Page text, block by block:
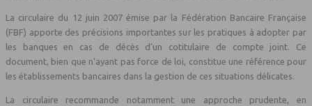
La circulaire du 12 juin 2007 émise par la Fédération Bancaire Française
(FBF) apporte des précisions importantes sur les pratiques à adopter par
les banques en cas de décès d’un cotitulaire de compte joint. Ce
document, bien que n’ayant pas force de loi, constitue une référence pour
les établissements bancaires dans la gestion de ces situations délicates.
La circulaire recommande notamment une approche prudente, en